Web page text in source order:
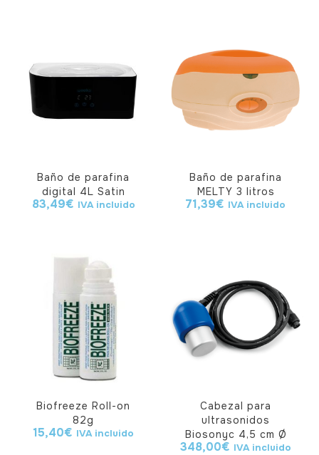
Baño de parafina
digital 4L Satin
83,49€ IVA incluido
Baño de parafina
MELTY 3 litros
71,39€ IVA incluido
Biofreeze Roll-on
82g
15,40€ IVA incluido
Cabezal para
ultrasonidos
Biosonyc 4,5 cm Ø
348,00€ IVA incluido